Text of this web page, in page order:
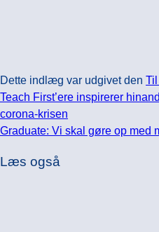
Dette indlæg var udgivet den
Teach First’ere inspirerer
corona-krisen
Graduate: Vi skal gøre op med
Læs også